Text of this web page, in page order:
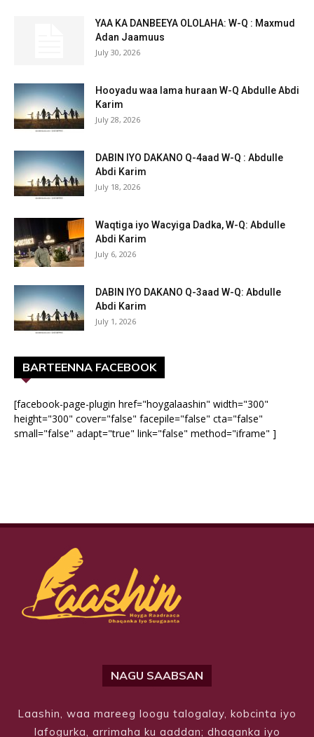
YAA KA DANBEEYA OLOLAHA: W-Q : Maxmud
Adan Jaamuus
July 30, 2026
Hooyadu waa lama huraan W-Q Abdulle Abdi
Karim
July 28, 2026
DABIN IYO DAKANO Q-4aad W-Q : Abdulle
Abdi Karim
July 18, 2026
Waqtiga iyo Wacyiga Dadka, W-Q: Abdulle
Abdi Karim
July 6, 2026
DABIN IYO DAKANO Q-3aad W-Q: Abdulle
Abdi Karim
July 1, 2026
BARTEENNA FACEBOOK
[facebook-page-plugin href="hoygalaashin" width="300"
height="300" cover="false" facepile="false" cta="false"
small="false" adapt="true" link="false" method="iframe" ]
NAGU SAABSAN
Laashin, waa mareeg loogu talogalay, kobcinta iyo
lafogurka, arrimaha ku aaddan; dhaqanka iyo